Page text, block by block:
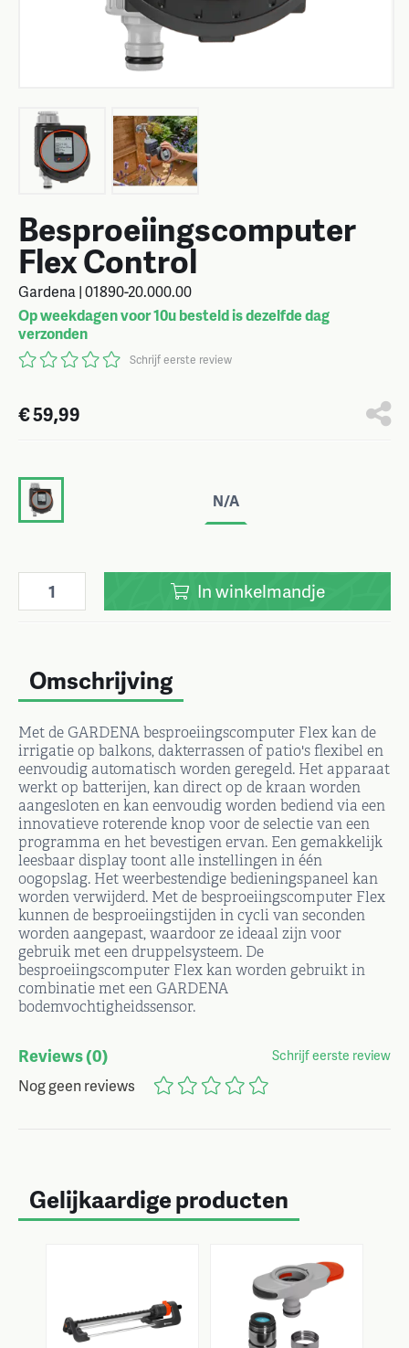
Besproeiingscomputer
Flex Control
Gardena | 01890-20.000.00
Op weekdagen voor 10u besteld is dezelfde dag
verzonden
Schrijf eerste review
€ 59,99
N/A
Inwinkelmandje
Omschrijving
Met de GARDENA besproeiingscomputer Flex kan de
irrigatie op balkons, dakterrassen of patio's flexibel en
eenvoudig automatisch worden geregeld. Het apparaat
werkt op batterijen, kan direct op de kraan worden
aangesloten en kan eenvoudig worden bediend via een
innovatieve roterende knop voor de selectie van een
programma en het bevestigen ervan. Een gemakkelijk
leesbaar display toont alle instellingen in één
oogopslag. Het weerbestendige bedieningspaneel kan
worden verwijderd. Met de besproeiingscomputer Flex
kunnen de besproeiingstijden in cycli van seconden
worden aangepast, waardoor ze ideaal zijn voor
gebruik met een druppelsysteem. De
besproeiingscomputer Flex kan worden gebruikt in
combinatie met een GARDENA
bodemvochtigheidssensor.
Reviews(0) Schrijf eerste review
Nog geen reviews
Gelijkaardige producten